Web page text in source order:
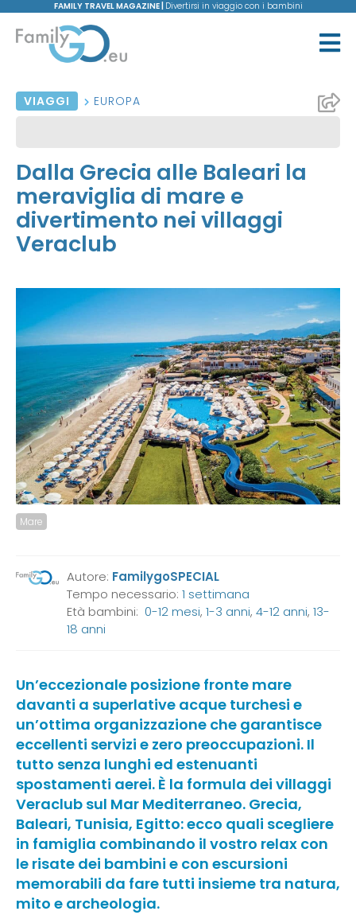
FAMILY TRAVEL MAGAZINE | Divertirsi in viaggio con i bambini
VIAGGI EUROPA
Dalla Grecia alle Baleari la
meraviglia di mare e
divertimento nei villaggi
Veraclub
Mare
Autore: FamilygoSPECIAL
Tempo necessario:1 settimana
Età bambini:0-12 mesi,1-3 anni,4-12 anni,13-
18 anni
Un’eccezionale posizione fronte mare
davanti a superlative acque turchesi e
un’ottima organizzazione che garantisce
eccellenti servizi e zero preoccupazioni. Il
tutto senza lunghi ed estenuanti
spostamenti aerei. È la formula dei villaggi
Veraclub sul Mar Mediterraneo. Grecia,
Baleari, Tunisia, Egitto: ecco quali scegliere
in famiglia combinando il vostro relax con
le risate dei bambini e con escursioni
memorabili da fare tutti insieme tra natura,
mito e archeologia.